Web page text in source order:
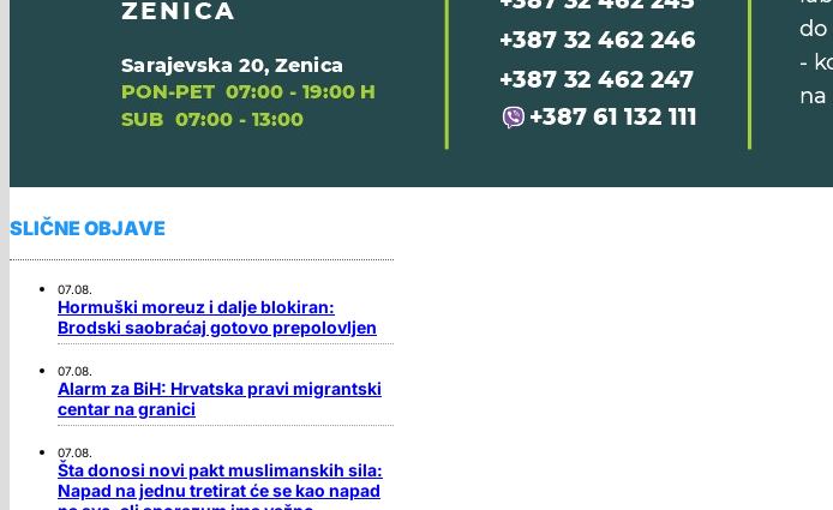
SLIČNE OBJAVE
07.08.
Hormuški moreuz i dalje blokiran:
Brodski saobraćaj gotovo prepolovljen
07.08.
Alarm za BiH: Hrvatska pravi migrantski
centar na granici
07.08.
Šta donosi novi pakt muslimanskih sila:
Napad na jednu tretirat će se kao napad